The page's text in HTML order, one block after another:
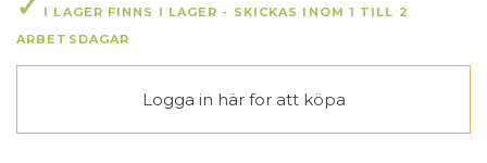
I LAGER FINNS I LAGER - SKICKAS INOM 1 TILL 2
ARBETSDAGAR
Logga in här for att köpa